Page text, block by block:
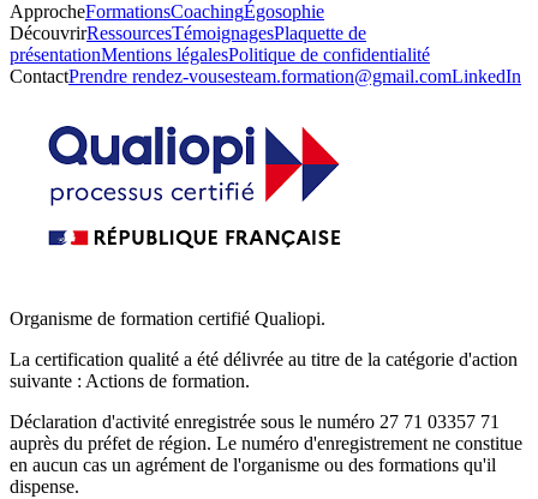
ApprocheFormationsCoachingÉgosophie
DécouvrirRessourcesTémoignagesPlaquette de
présentationMentions légalesPolitique de confidentialité
ContactPrendre rendez-vousesteam.formation@gmail.comLinkedIn
Organisme de formation certifié Qualiopi.
La certification qualité a été délivrée au titre de la catégorie d'action
suivante : Actions de formation.
Déclaration d'activité enregistrée sous le numéro 27 71 03357 71
auprès du préfet de région. Le numéro d'enregistrement ne constitue
en aucun cas un agrément de l'organisme ou des formations qu'il
dispense.